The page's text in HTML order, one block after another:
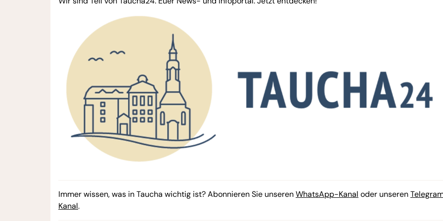
Immer wissen, was in Taucha wichtig ist? Abonnieren Sie unserenWhatsApp-Kanal oder unseren
Kanal.